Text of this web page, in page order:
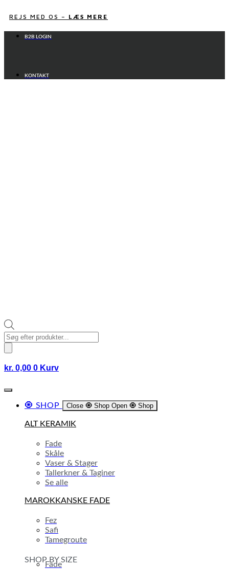
tilREJS MED OS – LÆS MERE
B2B LOGIN
KONTAKT
Products
search
kr. 0,00 0 Kurv
🧿 SHOP Close 🧿 Shop Open 🧿 Shop
ALT KERAMIK
Fade
Skåle
Vaser & Stager
Tallerkner & Taginer
Se alle
MAROKKANSKE FADE
Fez
Safi
Tamegroute
SHOP BY SIZE
Fade